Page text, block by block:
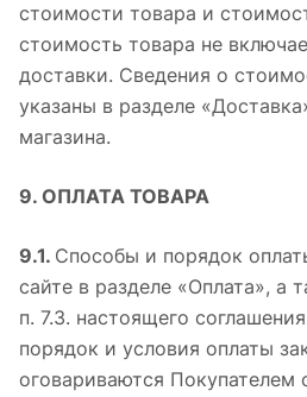
стоимости товара и
стоимость товара не
доставки. Сведения о
указаны в разделе
магазина.
9. ОПЛАТА ТОВАРА
9.1. Способы и порядок
сайте в разделе «Оплата», а
п. 7.3. настоящего
порядок и условия оплаты
оговариваются